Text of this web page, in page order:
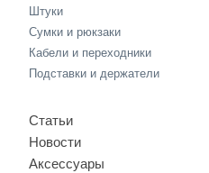
Штуки
Сумки и рюкзаки
Кабели и переходники
Подставки и держатели
Статьи
Новости
Аксессуары